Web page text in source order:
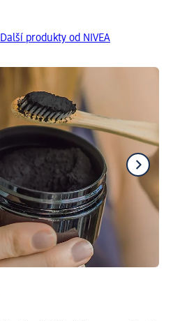
Další produkty od NIVEA